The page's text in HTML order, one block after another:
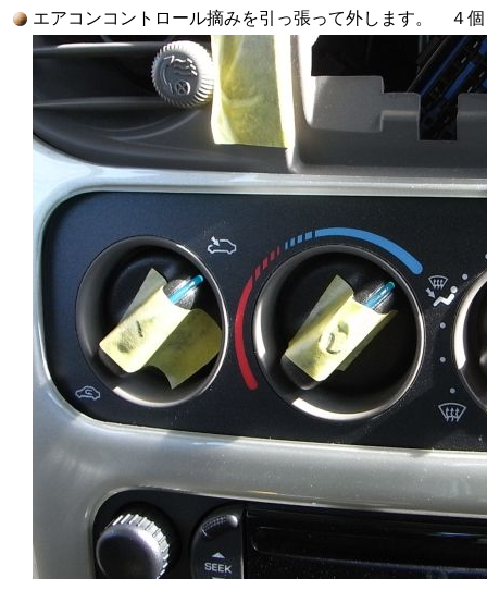
エアコンコントロール摘みを引っ張って外します。